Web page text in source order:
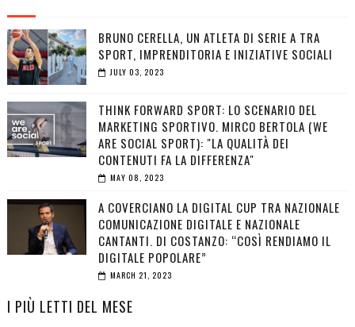
BRUNO CERELLA, UN ATLETA DI SERIE A TRA
SPORT, IMPRENDITORIA E INIZIATIVE SOCIALI
JULY 03, 2023
THINK FORWARD SPORT: LO SCENARIO DEL
MARKETING SPORTIVO. MIRCO BERTOLA (WE
ARE SOCIAL SPORT): "LA QUALITÀ DEI
CONTENUTI FA LA DIFFERENZA"
MAY 08, 2023
A COVERCIANO LA DIGITAL CUP TRA NAZIONALE
COMUNICAZIONE DIGITALE E NAZIONALE
CANTANTI. DI COSTANZO: “COSÌ RENDIAMO IL
DIGITALE POPOLARE”
MARCH 21, 2023
I PIÙ LETTI DEL MESE